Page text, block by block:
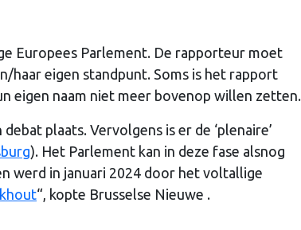
Europees Parlement. De rapporteur moet
haar eigen standpunt. Soms is het rapport
eigen naam niet meer bovenop willen zetten.
plaats. Vervolgens is er de ‘plenaire’
). Het Parlement kan in deze fase alsnog
werd in januari 2024 door het voltallige
“, kopte Brusselse Nieuwe .